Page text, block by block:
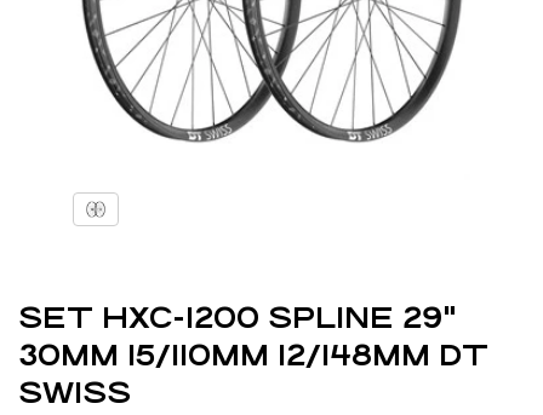
SET HXC-1200 SPLINE 29"
30MM 15/110MM 12/148MM DT
SWISS